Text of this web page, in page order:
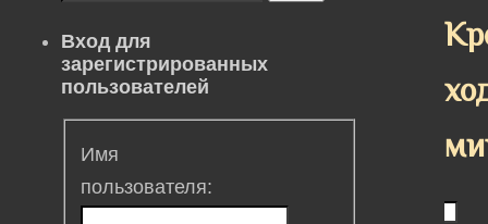
Вход для
зарегистрированных
пользователей
Имя
пользователя: